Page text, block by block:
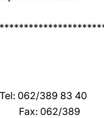
					Tel: 062/389 83 40
Fax: 062/389